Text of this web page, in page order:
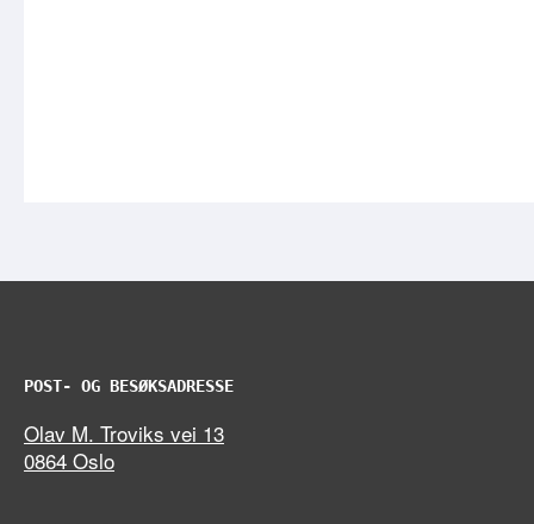
POST- OG BESØKSADRESSE
Olav M. Troviks vei 13
0864 Oslo